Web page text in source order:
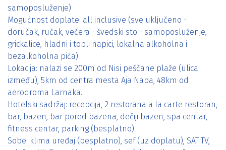
samoposluženje)
Mogućnost doplate: all inclusive (sve uključeno -
doručak, ručak, večera - švedski sto - samoposluženje,
grickalice, hladni i topli napici, lokalna alkoholna i
bezalkoholna pića).
Lokacija: nalazi se 200m od Nisi peščane plaže (ulica
između), 5km od centra mesta Aja Napa, 48km od
aerodroma Larnaka.
Hotelski sadržaj: recepcija, 2 restorana a la carte restoran,
bar, bazen, bar pored bazena, dečiji bazen, spa centar,
fitness centar, parking (besplatno).
Sobe: klima uređaj (besplatno), sef (uz doplatu), SAT TV,